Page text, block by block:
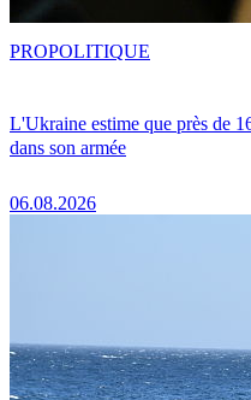
L'Ukraine estime que près de
dans son armée
06.08.2026
PROPOLITIQUE